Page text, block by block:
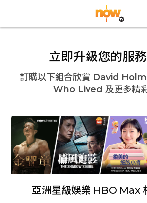
立即升級您的服
訂購以下組合欣賞 David
Who Lived 及更多精
亞洲星級娛樂 HBO Max